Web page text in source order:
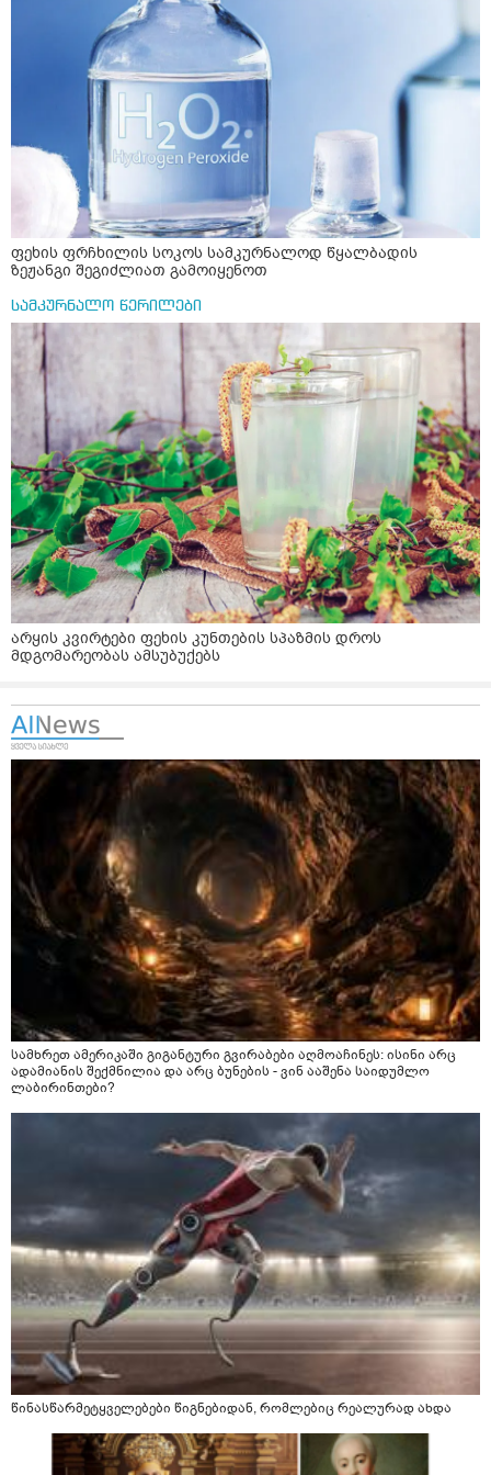
ფეხის ფრჩხილის სოკოს სამკურნალოდ წყალბადის
ზეჟანგი შეგიძლიათ გამოიყენოთ
სამკურნალო წერილები
არყის კვირტები ფეხის კუნთების სპაზმის დროს
მდგომარეობას ამსუბუქებს
სამხრეთ ამერიკაში გიგანტური გვირაბები აღმოაჩინეს: ისინი არც
ადამიანის შექმნილია და არც ბუნების - ვინ ააშენა საიდუმლო
ლაბირინთები?
წინასწარმეტყველებები წიგნებიდან, რომლებიც რეალურად ახდა